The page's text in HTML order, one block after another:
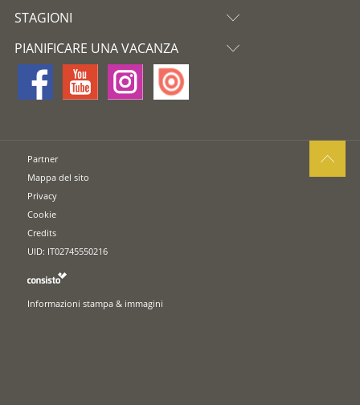
STAGIONI
PIANIFICARE UNA VACANZA
Partner
Mappa del sito
Privacy
Cookie
Credits
UID: IT02745550216
Informazioni stampa & immagini